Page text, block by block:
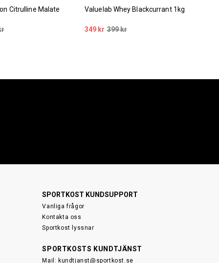
Citrulline Malate
Valuelab Whey Blackcurrant 1kg
349 kr 399 kr
SPORTKOST KUNDSUPPORT
Vanliga frågor
Kontakta oss
Sportkost lyssnar
SPORTKOSTS KUNDTJÄNST
Mail: kundtjanst@sportkost.se